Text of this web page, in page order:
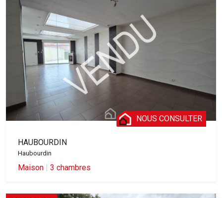
NOUS CONSULTER
HAUBOURDIN
Haubourdin
Maison | 3 chambres